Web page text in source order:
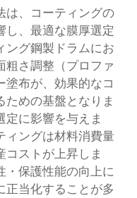
は、コーティングの
し、最適な膜厚選定
ング鋼製ドラムにお
粗さ調整（プロファ
塗布が、効果的なコ
ための基盤となりま
定に影響を与えま
ィングは材料消費量
コストが上昇しま
・保護性能の向上に
正当化することが多